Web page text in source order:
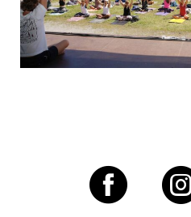
transformierende Atemarbeit
wie Aerial Yoga und SUP-
das Festival bietet Raum für
unvergessliche Momente.
Rudd aus Australien, Mogli